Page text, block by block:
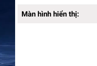
Màn hình hiển thị: